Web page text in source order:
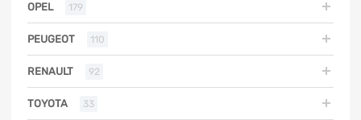
OPEL 179
PEUGEOT 110
RENAULT 92
TOYOTA 33